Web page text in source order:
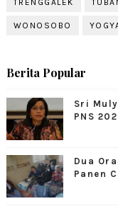
TRENGGALEK
WONOSOBO
Berita Popular
Sri
PNS
Dua
Panen